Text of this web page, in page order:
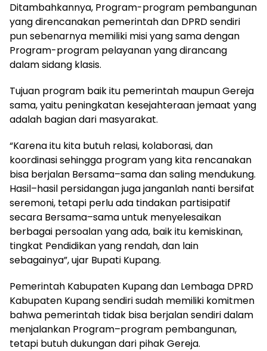
Ditambahkannya, Program-program pembangunan
yang direncanakan pemerintah dan DPRD sendiri
pun sebenarnya memiliki misi yang sama dengan
Program-program pelayanan yang dirancang
dalam sidang klasis.
Tujuan program baik itu pemerintah maupun Gereja
sama, yaitu peningkatan kesejahteraan jemaat yang
adalah bagian dari masyarakat.
“Karena itu kita butuh relasi, kolaborasi, dan
koordinasi sehingga program yang kita rencanakan
bisa berjalan Bersama–sama dan saling mendukung.
Hasil–hasil persidangan juga janganlah nanti bersifat
seremoni, tetapi perlu ada tindakan partisipatif
secara Bersama–sama untuk menyelesaikan
berbagai persoalan yang ada, baik itu kemiskinan,
tingkat Pendidikan yang rendah, dan lain
sebagainya”, ujar Bupati Kupang.
Pemerintah Kabupaten Kupang dan Lembaga DPRD
Kabupaten Kupang sendiri sudah memiliki komitmen
bahwa pemerintah tidak bisa berjalan sendiri dalam
menjalankan Program–program pembangunan,
tetapi butuh dukungan dari pihak Gereja.